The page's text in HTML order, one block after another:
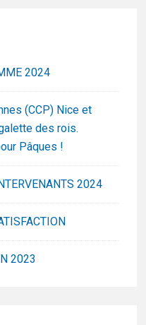
2024
(CCP) Nice et
des rois.
Pâques !
2024
2023